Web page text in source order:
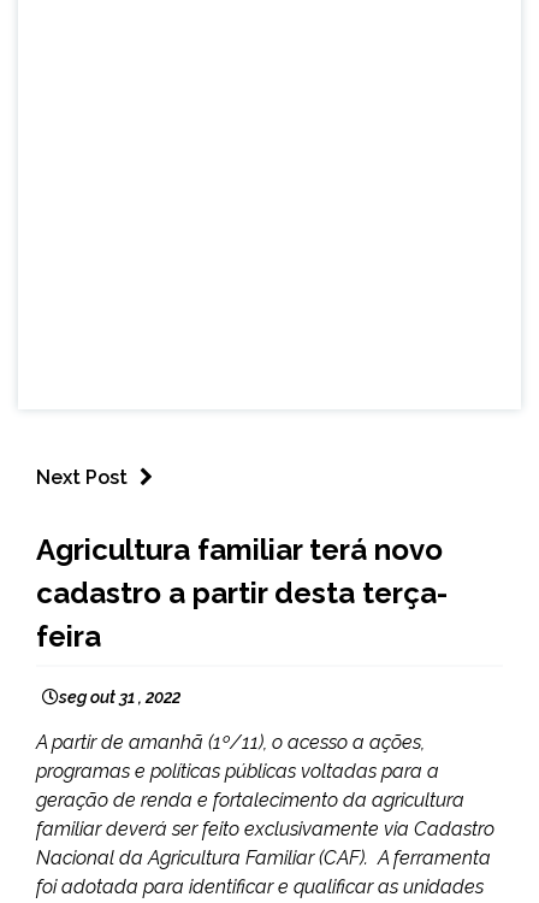
Next Post
CAPELINHA
NOTÍCIAS
Agricultura familiar terá novo
cadastro a partir desta terça-
feira
seg out 31 , 2022
A partir de amanhã (1º/11), o acesso a ações,
programas e políticas públicas voltadas para a
geração de renda e fortalecimento da agricultura
familiar deverá ser feito exclusivamente via Cadastro
Nacional da Agricultura Familiar (CAF). A ferramenta
foi adotada para identificar e qualificar as unidades